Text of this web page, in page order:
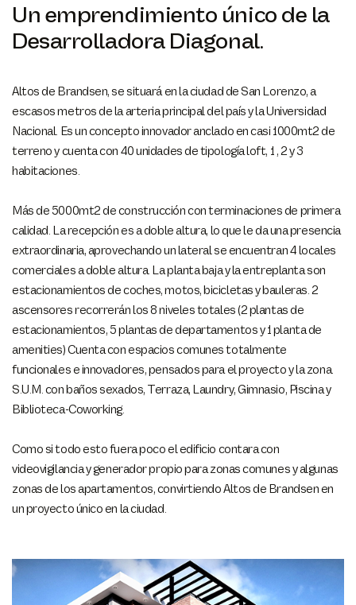
Un emprendimiento único de la
Desarrolladora Diagonal.
Altos de Brandsen, se situará en la ciudad de San Lorenzo, a
escasos metros de la arteria principal del país y la Universidad
Nacional. Es un concepto innovador anclado en casi 1000mt2 de
terreno y cuenta con 40 unidades de tipología loft, 1 , 2 y 3
habitaciones.
Más de 5000mt2 de construcción con terminaciones de primera
calidad. La recepción es a doble altura, lo que le da una presencia
extraordinaria, aprovechando un lateral se encuentran 4 locales
comerciales a doble altura. La planta baja y la entreplanta son
estacionamientos de coches, motos, bicicletas y bauleras. 2
ascensores recorrerán los 8 niveles totales (2 plantas de
estacionamientos, 5 plantas de departamentos y 1 planta de
amenities) Cuenta con espacios comunes totalmente
funcionales e innovadores, pensados para el proyecto y la zona.
S.U.M. con baños sexados, Terraza, Laundry, Gimnasio, Piscina y
Biblioteca-Coworking.
Como si todo esto fuera poco el edificio contara con
videovigilancia y generador propio para zonas comunes y algunas
zonas de los apartamentos, convirtiendo Altos de Brandsen en
un proyecto único en la ciudad.